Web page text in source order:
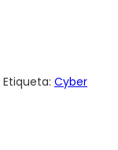
Etiqueta: Cyber